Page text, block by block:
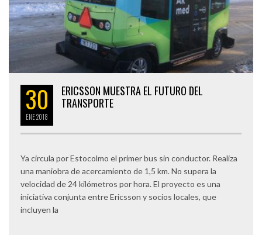
30
ENE2018
ERICSSON MUESTRA EL FUTURO DEL
TRANSPORTE
Ya circula por Estocolmo el primer bus sin conductor. Realiza
una maniobra de acercamiento de 1,5 km. No supera la
velocidad de 24 kilómetros por hora. El proyecto es una
iniciativa conjunta entre Ericsson y socios locales, que
incluyen la